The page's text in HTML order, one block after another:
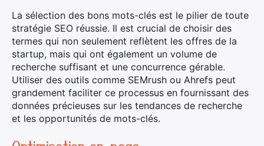
La sélection des bons mots-clés est le pilier de toute
stratégie SEO réussie. Il est crucial de choisir des
termes qui non seulement reflètent les offres de la
startup, mais qui ont également un volume de
recherche suffisant et une concurrence gérable.
Utiliser des outils comme SEMrush ou Ahrefs peut
grandement faciliter ce processus en fournissant des
données précieuses sur les tendances de recherche
et les opportunités de mots-clés.